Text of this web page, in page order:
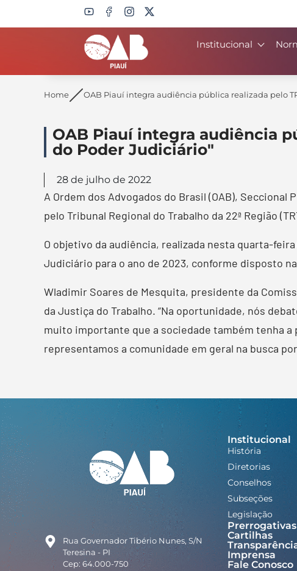
Institucional
Search
Home OAB Piauí integra audiência pública realizada pelo
OAB Piauí integra audiência
do Poder Judiciário"
28 de julho de 2022
A Ordem dos Advogados do Brasil (OAB),
pelo Tribunal Regional do Trabalho da 22ª Região
O objetivo da audiência, realizada nesta quarta-
Judiciário para o ano de 2023, conforme disposto na
Wladimir Soares de Mesquita, presidente da
da Justiça do Trabalho. “Na oportunidade, nós
muito importante que a sociedade também tenha
representamos a comunidade em geral na busca
Rua Governador Tibério Nunes, S/N
Teresina - PI
Cep: 64.000-750
Institucional
História
Diretorias
Conselhos
Subseções
Legislação
Prerrogativas
Cartilhas
Imprensa
Fale Conosco